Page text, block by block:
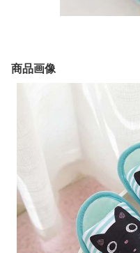
商品画像